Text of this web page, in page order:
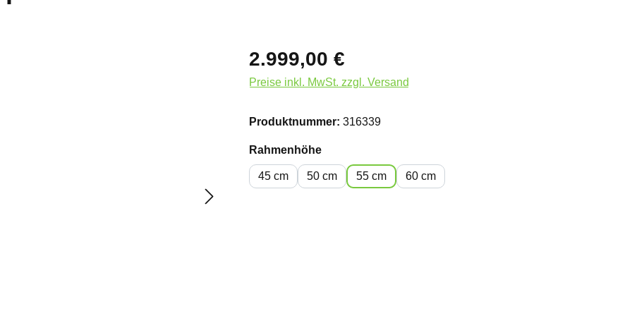
2.999,00 €
Preise inkl. MwSt. zzgl. Versand
Produktnummer: 316339
Rahmenhöheauswählen
45 cm 50 cm 55 cm 60 cm